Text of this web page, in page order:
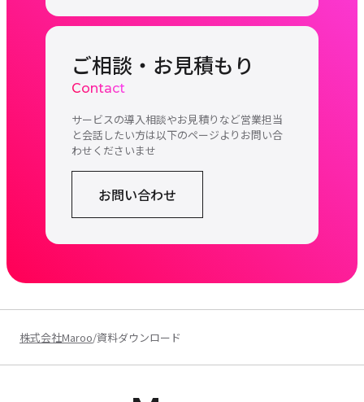
ご相談・お見積もり
Contact
サービスの導入相談やお見積りなど営業担当
と会話したい方は以下のページよりお問い合
わせくださいませ
お問い合わせ
株式会社Maroo/資料ダウンロード